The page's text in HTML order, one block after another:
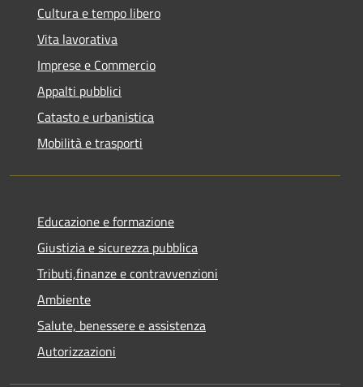
Cultura e tempo libero
Vita lavorativa
Imprese e Commercio
Appalti pubblici
Catasto e urbanistica
Mobilità e trasporti
Educazione e formazione
Giustizia e sicurezza pubblica
Tributi,finanze e contravvenzioni
Ambiente
Salute, benessere e assistenza
Autorizzazioni